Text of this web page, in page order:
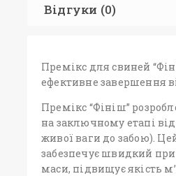
Відгуки (0)
Премікс для свиней
ефективне завершення
Премікс “Фініш”
на заключному етапі
живої ваги до забою).
забезпечує швидкий
маси, підвищує якість